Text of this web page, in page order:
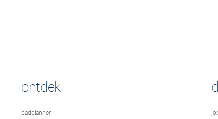
ontdek
badplanner